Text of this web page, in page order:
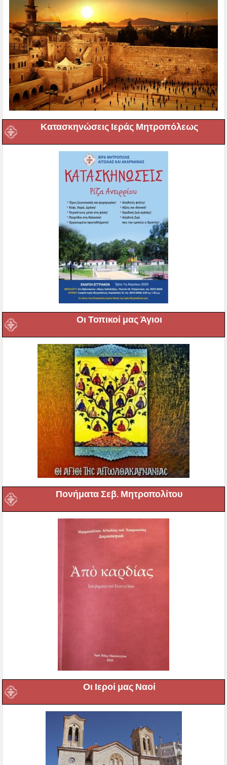
Κατασκηνώσεις Ιεράς Μητροπόλεως
Οι Τοπικοί μας Άγιοι
Πονήματα Σεβ. Μητροπολίτου
Οι Ιεροί μας Ναοί